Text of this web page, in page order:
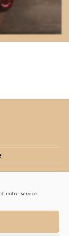
notre service.